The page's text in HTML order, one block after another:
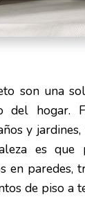
son una
del hogar.
y
es que
en paredes,
de piso a